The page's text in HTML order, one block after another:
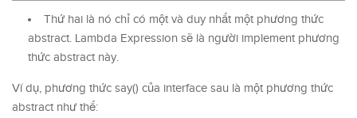
Thứ hai là nó chỉ có một và duy nhất một phương thức
abstract. Lambda Expression sẽ là người implement phương
thức abstract này.
Ví dụ, phương thức say() của interface sau là một phương thức
abstract như thế: